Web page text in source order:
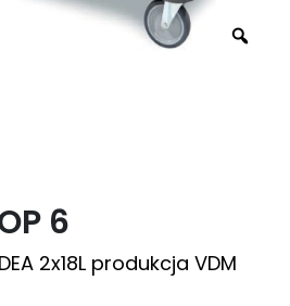
6
2x18L produkcja VDM